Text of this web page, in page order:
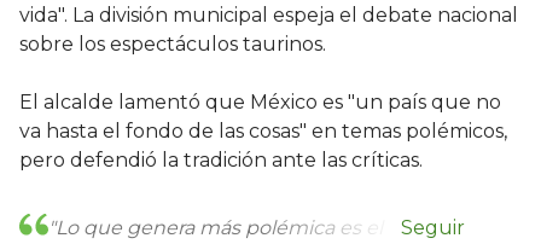
vida". La división municipal espeja el debate nacional
sobre los espectáculos taurinos.
El alcalde lamentó que México es "un país que no
va hasta el fondo de las cosas" en temas polémicos,
pero defendió la tradición ante las críticas.
"Lo que genera más polémica es el